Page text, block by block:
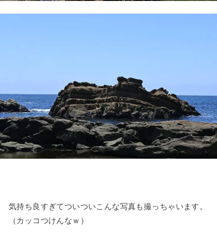
気持ち良すぎてついついこんな写真も撮っちゃいます。
（カッコつけんなｗ）